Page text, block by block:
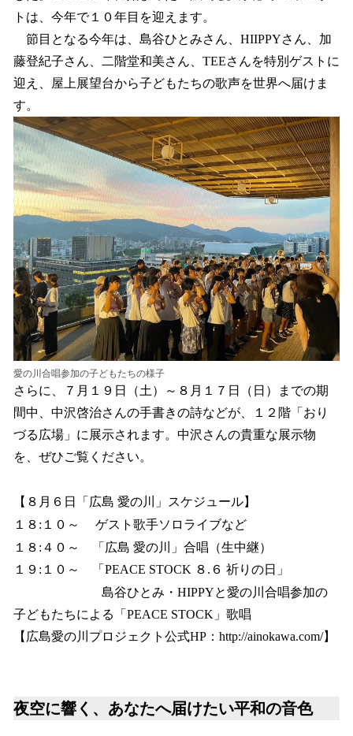
トは、今年で１０年目を迎えます。
節目となる今年は、島谷ひとみさん、HIIPPYさん、加
藤登紀子さん、二階堂和美さん、TEEさんを特別ゲストに
迎え、屋上展望台から子どもたちの歌声を世界へ届けま
す。
愛の川合唱参加の子どもたちの様子
さらに、７月１９日（土）～８月１７日（日）までの期
間中、中沢啓治さんの手書きの詩などが、１２階「おり
づる広場」に展示されます。中沢さんの貴重な展示物
を、ぜひご覧ください。
【８月６日「広島 愛の川」スケジュール】
１８:１０～ ゲスト歌手ソロライブなど
１８:４０～ 「広島 愛の川」合唱（生中継）
１９:１０～ 「PEACE STOCK ８.６ 祈りの日」
島谷ひとみ・HIPPYと愛の川合唱参加の
子どもたちによる「PEACE STOCK」歌唱
【広島愛の川プロジェクト公式HP：http://ainokawa.com/】
夜空に響く、あなたへ届けたい平和の音色